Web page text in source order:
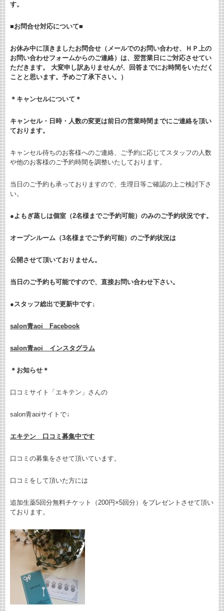
す。
■お問合せ対応について■
お休み中に頂きましたお問合せ（メールでのお問い合わせ、ＨＰ上の
お問い合わせフォームからのご連絡）は、翌営業日にご対応させてい
ただきます。 大変申し訳ありませんが、回答までにお時間をいただく
ことと思います。予めご了承下さい。）
＊キャンセルについて＊
キャンセル・日時・人数の変更は前日の営業時間までにご連絡を頂い
ております。
キャンセル待ちのお客様へのご連絡、ご予約に応じてスタッフの人数
や他のお客様のご予約時間を調整いたしております。
当日のご予約も承っておりますので、生理日等ご確認の上ご検討下さ
い。
●よもぎ蒸しは個室（2名様までご予約可能）のみのご予約状況です。
オープンルーム（3名様までご予約可能）のご予約状況は
公開させて頂いておりません。
当日のご予約も可能ですので、直接お問い合わせ下さい。
●スタッフ総出で更新中です↓
salon青aoi Facebook
salon青aoi インスタグラム
＊お知らせ＊
口コミサイト「エキテン」さんの
salon青aoiサイトで↓
エキテン 口コミ募集中です
口コミの募集をさせて頂いています。
口コミをして頂いた方には
追加生薬5回分無料チケット（200円×5回分）をプレゼントさせて頂い
ております。